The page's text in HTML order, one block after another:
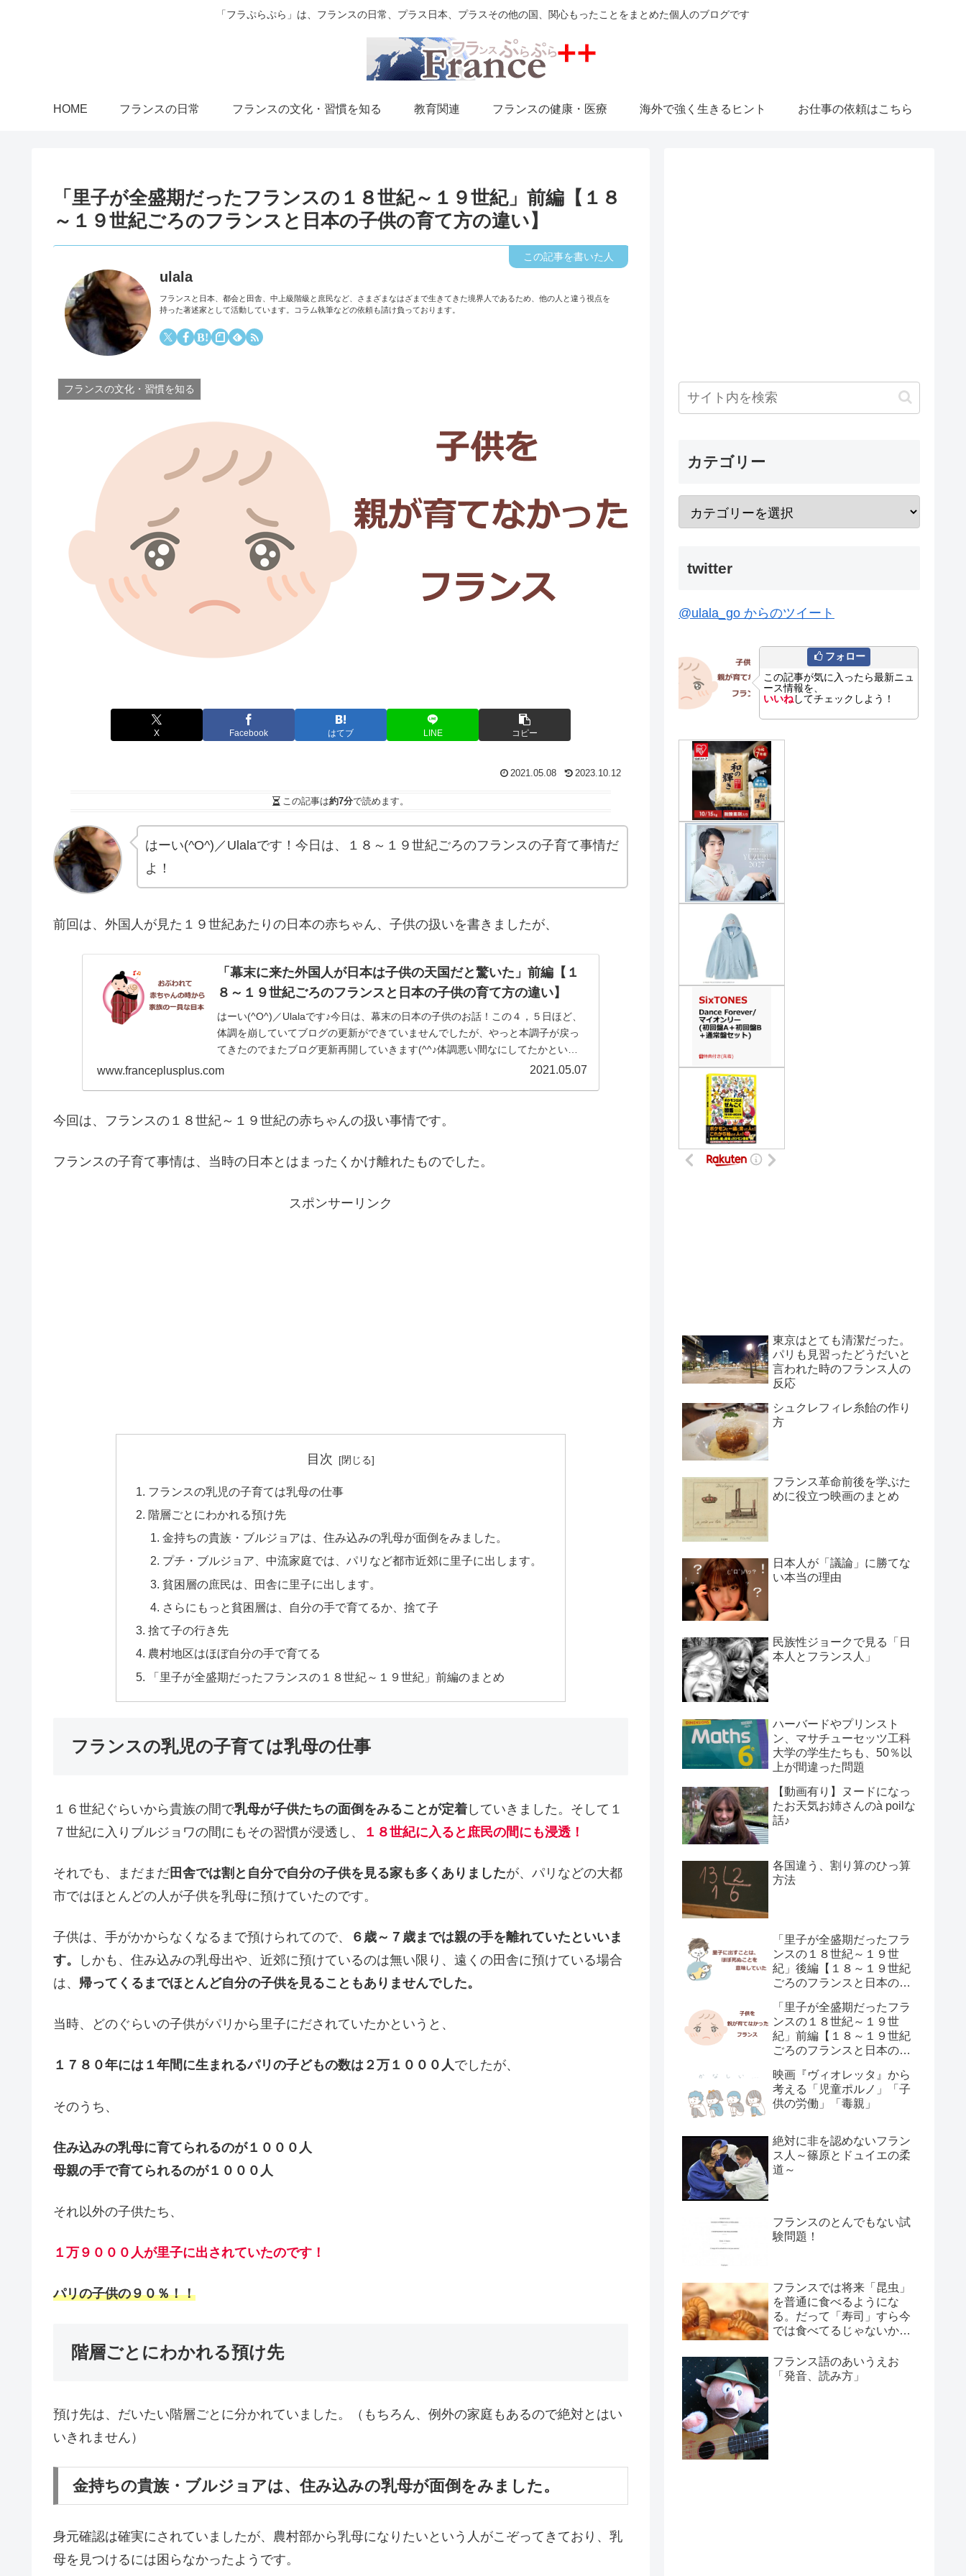
「フラぷらぷら」は、フランスの日常、プラス日本、プラスその他の国、関心もったことをまとめた個人のブログです
HOME フランスの日常 フランスの文化・習慣を知る 教育関連 フランスの健康・医療 海外で強く生きるヒント お仕事の依頼はこちら
「里子が全盛期だったフランスの１８世紀～１９世紀」前編【１８
～１９世紀ごろのフランスと日本の子供の育て方の違い】
ulala
フランスと日本、都会と田舎、中上級階級と庶民など、さまざまなはざまで生きてきた境界人であるため、他の人と違う視点を
持った著述家として活動しています。コラム執筆などの依頼も請け負っております。
フランスの文化・習慣を知る
X Facebook はてブ LINE コピー
2021.05.08 2023.10.12
この記事は約7分で読めます。
はーい(^O^)／Ulalaです！今日は、１８～１９世紀ごろのフランスの子育て事情だ
よ！
前回は、外国人が見た１９世紀あたりの日本の赤ちゃん、子供の扱いを書きましたが、
「幕末に来た外国人が日本は子供の天国だと驚いた」前編【１
８～１９世紀ごろのフランスと日本の子供の育て方の違い】
はーい(^O^)／Ulalaです♪今日は、幕末の日本の子供のお話！この４，５日ほど、
体調を崩していてブログの更新ができていませんでしたが、やっと本調子が戻っ
てきたのでまたブログ更新再開していきます(^^♪体調悪い間なにしてたかという
と、この...
www.franceplusplus.com 2021.05.07
今回は、フランスの１８世紀～１９世紀の赤ちゃんの扱い事情です。
フランスの子育て事情は、当時の日本とはまったくかけ離れたものでした。
スポンサーリンク
目次
フランスの乳児の子育ては乳母の仕事
階層ごとにわかれる預け先
金持ちの貴族・ブルジョアは、住み込みの乳母が面倒をみました。
プチ・ブルジョア、中流家庭では、パリなど都市近郊に里子に出します。
貧困層の庶民は、田舎に里子に出します。
さらにもっと貧困層は、自分の手で育てるか、捨て子
捨て子の行き先
農村地区はほぼ自分の手で育てる
「里子が全盛期だったフランスの１８世紀～１９世紀」前編のまとめ
フランスの乳児の子育ては乳母の仕事
１６世紀ぐらいから貴族の間で乳母が子供たちの面倒をみることが定着 していきました。そして１
７世紀に入りブルジョワの間にもその習慣が浸透し、
１８世紀に入ると庶民の間にも浸透！
それでも、まだまだ田舎では割と自分で自分の子供を見る家も多くありましたが、パリなどの大都
市ではほとんどの人が子供を乳母に預けていたのです。
子供は、手がかからなくなるまで預けられてので、
６歳～７歳までは親の手を離れていたといいま
す。
しかも、住み込みの乳母出や、近郊に預けているのは無い限り、遠くの田舎に預けている場合
は、 帰ってくるまでほとんど自分の子供を見ることもありませんでした。
当時、どのぐらいの子供がパリから里子にだされていたかというと、
１７８０年には１年間に生まれるパリの子どもの数は２万１０００人でしたが、
そのうち、
住み込みの乳母に育てられるのが１０００人
母親の手で育てられるのが１０００人
それ以外の子供たち、
１万９０００人が里子に出されていたのです！
パリの子供の９０％！！
階層ごとにわかれる預け先
預け先は、だいたい階層ごとに分かれていました。（もちろん、例外の家庭もあるので絶対とはい
いきれません）
金持ちの貴族・ブルジョアは、住み込みの乳母が面倒をみました。
身元確認は確実にされていましたが、農村部から乳母になりたいという人がこぞってきており、乳
母を見つけるには困らなかったようです。
カテゴリー
twitter
@ulala_go からのツイート
フォロー
この記事が気に入ったら最新ニュ
ース情報を、
いいねしてチェックしよう！
東京はとても清潔だった。
パリも見習ったどうだいと
言われた時のフランス人の
反応
シュクレフィレ糸飴の作り
方
フランス革命前後を学ぶた
めに役立つ映画のまとめ
日本人が「議論」に勝てな
い本当の理由
民族性ジョークで見る「日
本人とフランス人」
ハーバードやプリンスト
ン、マサチューセッツ工科
大学の学生たちも、50％以
上が間違った問題
【動画有り】ヌードになっ
たお天気お姉さんのà poilな
話♪
各国違う、割り算のひっ算
方法
「里子が全盛期だったフラ
ンスの１８世紀～１９世
紀」後編【１８～１９世紀
ごろのフランスと日本の子
「里子が全盛期だったフラ
ンスの１８世紀～１９世
紀」前編【１８～１９世紀
ごろのフランスと日本の子
映画『ヴィオレッタ』から
考える「児童ポルノ」「子
供の労働」「毒親」
絶対に非を認めないフラン
ス人～篠原とドュイエの柔
道～
フランスのとんでもない試
験問題！
フランスでは将来「昆虫」
を普通に食べるようにな
る。だって「寿司」すら今
では食べてるじゃないか！
フランス語のあいうえお
「発音、読み方」